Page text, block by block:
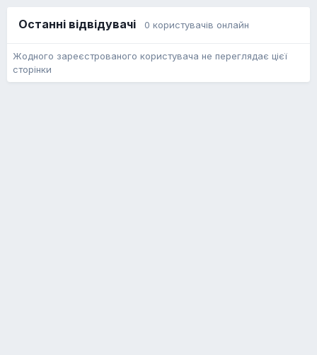
Останні відвідувачі 0 користувачів онлайн
Жодного зареєстрованого користувача не переглядає цієї
сторінки